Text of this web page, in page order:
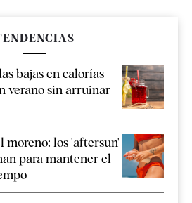
bajas en calorías
verano sin arruinar
moreno: los 'aftersun'
para mantener el